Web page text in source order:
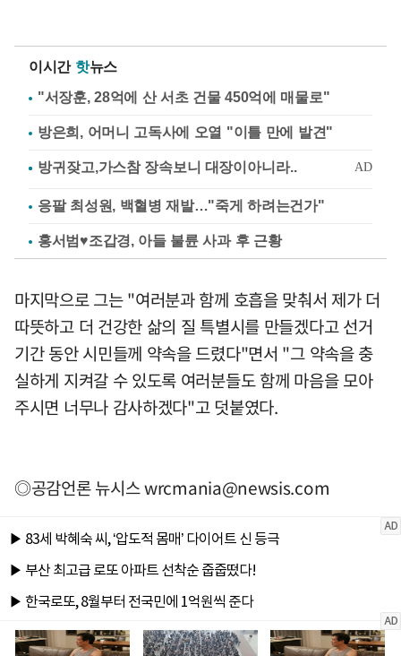
이시간 핫뉴스
"서장훈, 28억에 산 서초 건물 450억에 매물로"
방은희, 어머니 고독사에 오열 "이틀 만에 발견"
응팔 최성원, 백혈병 재발…"죽게 하려는건가"
홍서범♥조갑경, 아들 불륜 사과 후 근황
마지막으로 그는 "여러분과 함께 호흡을 맞춰서 제가 더
따뜻하고 더 건강한 삶의 질 특별시를 만들겠다고 선거
기간 동안 시민들께 약속을 드렸다"면서 "그 약속을 충
실하게 지켜갈 수 있도록 여러분들도 함께 마음을 모아
주시면 너무나 감사하겠다"고 덧붙였다.
◎공감언론 뉴시스wrcmania@newsis.com